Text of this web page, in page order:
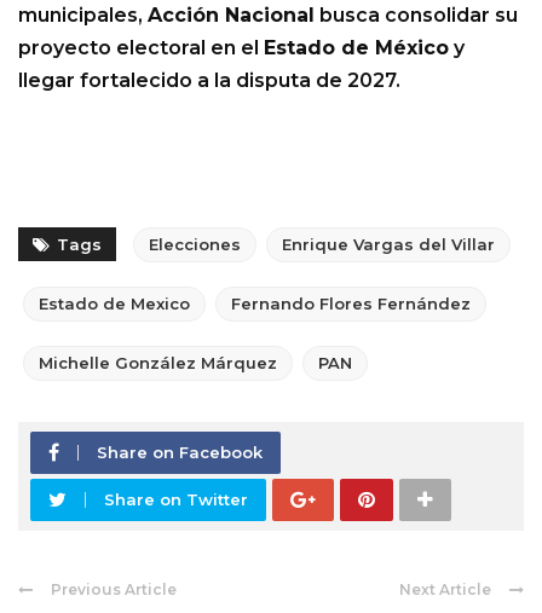
municipales, Acción Nacional
busca consolidar su
proyecto electoral en el
Estado de México y
llegar fortalecido a la disputa de 2027.
Tags Elecciones Enrique Vargas del Villar
Estado de Mexico Fernando Flores Fernández
Michelle González Márquez PAN
Share on Facebook
Share on Twitter
Previous Article Next Article